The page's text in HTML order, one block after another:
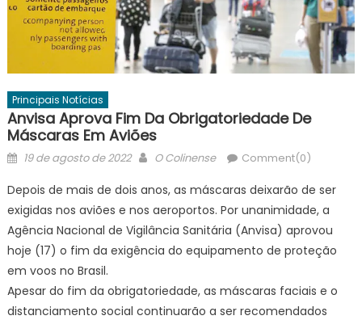
Principais Notícias
Anvisa Aprova Fim Da Obrigatoriedade De
Máscaras Em Aviões
Posted
19 de agosto de 2022 Author
O Colinense Comment(0)
Depois de mais de dois anos, as máscaras deixarão de ser
exigidas nos aviões e nos aeroportos. Por unanimidade, a
Agência Nacional de Vigilância Sanitária (Anvisa) aprovou
hoje (17) o fim da exigência do equipamento de proteção
em voos no Brasil.
Apesar do fim da obrigatoriedade, as máscaras faciais e o
distanciamento social continuarão a ser recomendados